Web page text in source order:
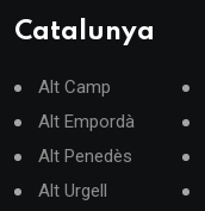
Catalunya
Alt Camp
Alt Empordà
Alt Penedès
Alt Urgell